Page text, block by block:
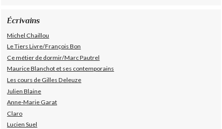
Écrivains
Michel Chaillou
Le Tiers Livre/François Bon
Ce métier de dormir/Marc Pautrel
Maurice Blanchot et ses contemporains
Les cours de Gilles Deleuze
Julien Blaine
Anne-Marie Garat
Claro
Lucien Suel